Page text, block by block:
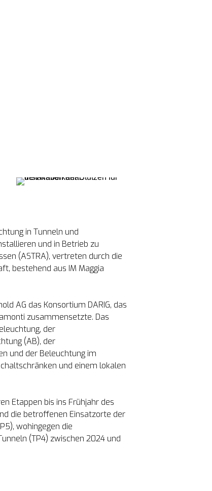
in Tunneln und
und in Betrieb zu
(ASTRA), vertreten durch die
bestehend aus IM Maggia
AG das Konsortium DARIG, das
zusammensetzte. Das
der
(AB), der
und der Beleuchtung im
und einem lokalen
Etappen bis ins Frühjahr des
die betroffenen Einsatzorte der
wohingegen die
(TP4) zwischen 2024 und